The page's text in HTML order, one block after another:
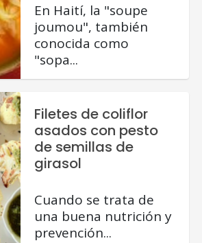
En Haití, la "soupe
joumou", también
conocida como
"sopa...
Filetes de coliflor
asados con pesto
de semillas de
girasol
Cuando se trata de
una buena nutrición y
prevención...